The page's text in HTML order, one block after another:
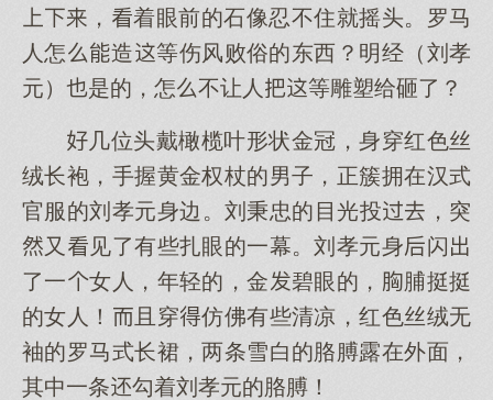
，着眼前的石像忍不住就摇头。罗马
人怎造等伤风败俗的东西？明经（刘孝
元）是的，怎不让人等雕塑给砸了？
几位头戴橄榄叶形状金冠，身穿红色丝
绒长袍，手握黄金权杖的男子，正簇拥在汉式
官服的刘孝元身边。刘秉忠的目光投，突
又见了有些扎眼的一幕。刘孝元身闪
了一女人，年轻的，金碧眼的，脯挺挺
的女人！且穿仿佛有些清凉，红色丝绒无
袖的罗马式长裙，两条雪白的胳膊露在外面，
其中一条勾着刘孝元的胳膊！